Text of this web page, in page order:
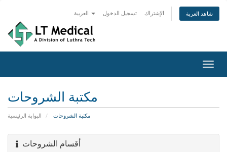
تسجيل الدخول الإشتراك شاهد العربة
مكتبة الشروحات
البوابة الرئيسية مكتبة الشروحات
أقسام الشروحات